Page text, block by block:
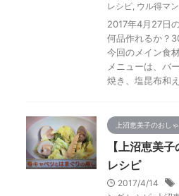
レシピ, ウル得マ
2017年4月27日
何品作れるか？
今回のメイン食
メニューは、バ
焼き、塩昆布和
上沼恵美子のおし
【上沼恵美
レシピ
2017/4/14